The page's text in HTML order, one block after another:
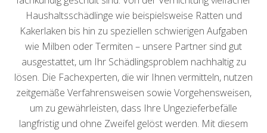
Haushaltsschädlinge wie beispielsweise Ratten und
Kakerlaken bis hin zu speziellen schwierigen Aufgaben
wie Milben oder Termiten – unsere Partner sind gut
ausgestattet, um Ihr Schädlingsproblem nachhaltig zu
lösen. Die Fachexperten, die wir Ihnen vermitteln, nutzen
zeitgemäße Verfahrensweisen sowie Vorgehensweisen,
um zu gewährleisten, dass Ihre Ungezieferbefälle
langfristig und ohne Zweifel gelöst werden. Mit diesem